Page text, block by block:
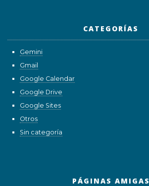
CATEGORÍAS
Gemini
Gmail
Google Calendar
Google Drive
Google Sites
Otros
Sin categoría
PÁGINAS AMIGAS